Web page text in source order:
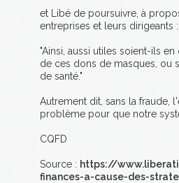
et Libé de poursuivre, à
entreprises et leurs dirigeants :
"Ainsi, aussi utiles soient-ils
de ces dons de masques, ou
de santé."
Autrement dit, sans la fraude,
problème pour que notre
CQFD
Source : https://
finances-a-cause-des-